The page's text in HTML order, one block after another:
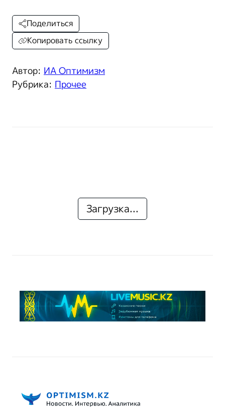
Автор: ИА Оптимизм
Рубрика: Прочее
Поделиться
Копировать ссылку
Загрузка...